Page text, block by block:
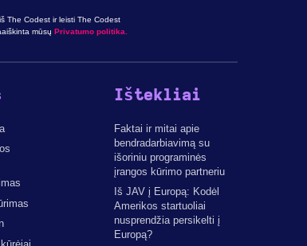
The Codest ir leisti The Codest
mūsųPrivatumo politika.
Ištekliai
Faktai ir mitai apie
bendradarbiavimą su
išoriniu programinės
įrangos kūrimo partneriu
Iš JAV į Europą: Kodėl
Amerikos startuoliai
nusprendžia persikelti į
Europą?